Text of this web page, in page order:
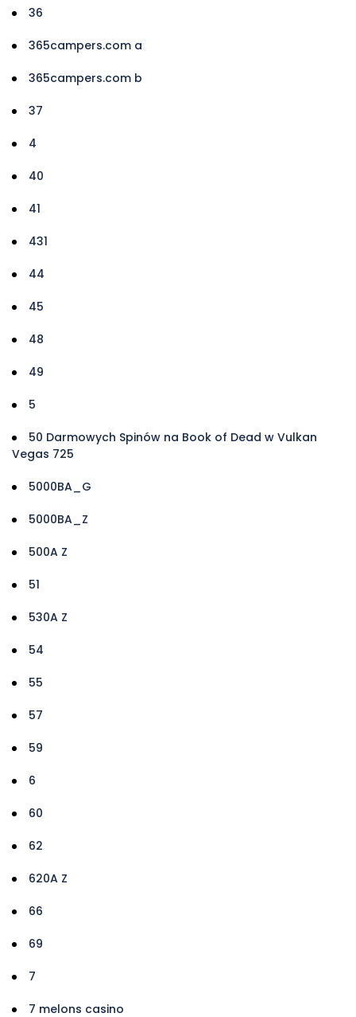
36
365campers.com a
365campers.com b
37
4
40
41
431
44
45
48
49
5
50 Darmowych Spinów na Book of Dead w Vulkan
Vegas 725
5000BA_G
5000BA_Z
500A Z
51
530A Z
54
55
57
59
6
60
62
620A Z
66
69
7
7 melons casino